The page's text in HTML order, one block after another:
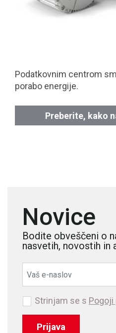
Podatkovnim centrom
porabo energije.
Preberite, kako
Novice
Bodite obveščeni o
nasvetih, novostih in
Prijava
Strinjam se s Pogoji